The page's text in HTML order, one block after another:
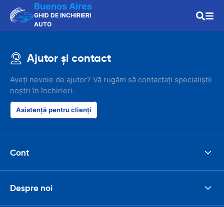
Buenos Aires
GHID DE INCHIRIERI
AUTO
Ajutor și contact
Aveți nevoie de ajutor? Vă rugăm să contactați specialiștii
noștri în închirieri.
Asistență pentru clienți
Cont
Despre noi